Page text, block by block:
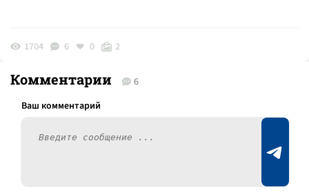
1704 6 0 2
Комментарии 6